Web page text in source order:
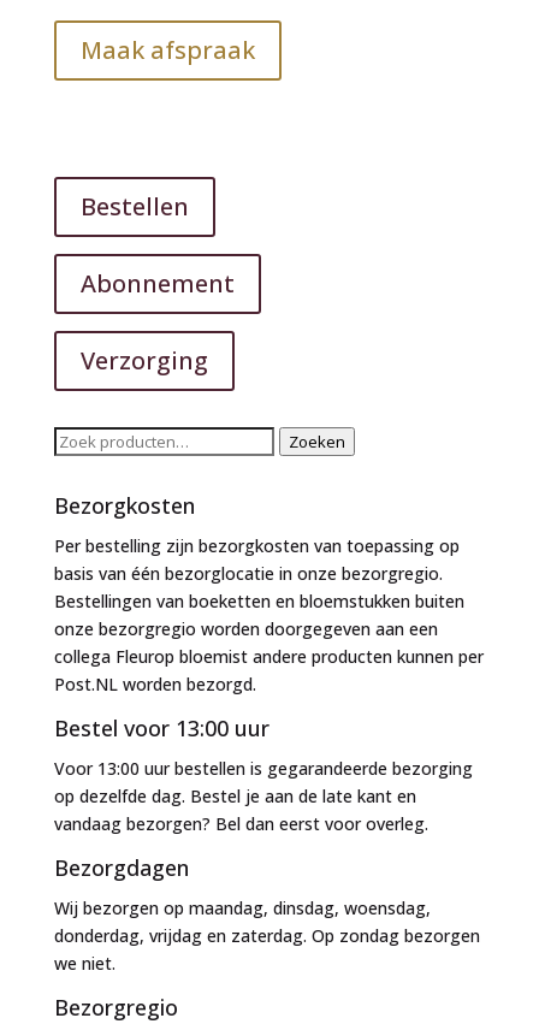
Maak afspraak
Bestellen
Abonnement
Verzorging
Zoeken
Zoeken
Bezorgkosten
Per bestelling zijn bezorgkosten van toepassing op
basis van één bezorglocatie in onze bezorgregio.
Bestellingen van boeketten en bloemstukken buiten
onze bezorgregio worden doorgegeven aan een
collega Fleurop bloemist andere producten kunnen per
Post.NL worden bezorgd.
Bestel voor 13:00 uur
Voor 13:00 uur bestellen is gegarandeerde bezorging
op dezelfde dag. Bestel je aan de late kant en
vandaag bezorgen? Bel dan eerst voor overleg.
Bezorgdagen
Wij bezorgen op maandag, dinsdag, woensdag,
donderdag, vrijdag en zaterdag. Op zondag bezorgen
we niet.
Bezorgregio